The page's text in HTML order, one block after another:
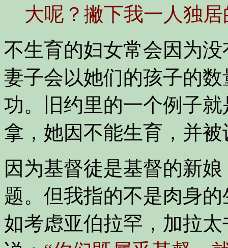
大呢？撇下我一人独
不生育的妇女常会因为
妻子会以她们的孩子的
功。旧约里的一个例子
拿，她因不能生育，并
因为基督徒是基督的新
题。但我指的不是肉身
如考虑亚伯拉罕，加拉